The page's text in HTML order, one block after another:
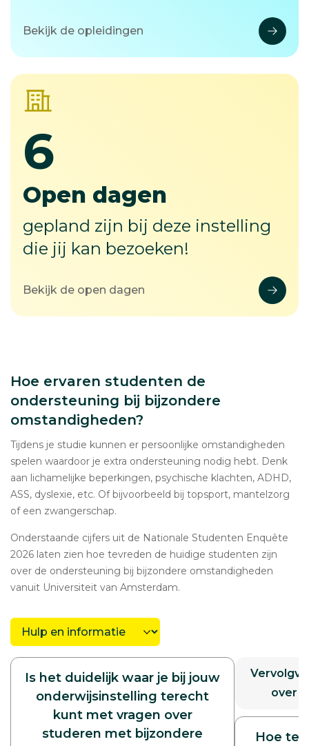
Bekijk de opleidingen
6
Open dagen
gepland zijn bij deze instelling
die jij kan bezoeken!
Bekijk de open dagen
Hoe ervaren studenten de
ondersteuning bij bijzondere
omstandigheden?
Tijdens je studie kunnen er persoonlijke omstandigheden
spelen waardoor je extra ondersteuning nodig hebt. Denk
aan lichamelijke beperkingen, psychische klachten, ADHD,
ASS, dyslexie, etc. Of bijvoorbeeld bij topsport, mantelzorg
of een zwangerschap.
Onderstaande cijfers uit de Nationale Studenten Enquête
2026 laten zien hoe tevreden de huidige studenten zijn
over de ondersteuning bij bijzondere omstandigheden
vanuit Universiteit van Amsterdam.
Kies
een
categorie
Is het duidelijk waar je bij jouw
onderwijsinstelling terecht
kunt met vragen over
studeren met bijzondere
over
Hoe